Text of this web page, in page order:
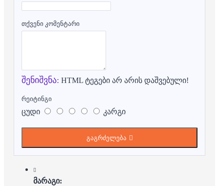
თქვენი კომენტარი
შენიშვნა: HTML ტეგები არ არის დაშვებული!
რეიტინგი
ცუდი კარგი
გაგრძელება
მარაგი: